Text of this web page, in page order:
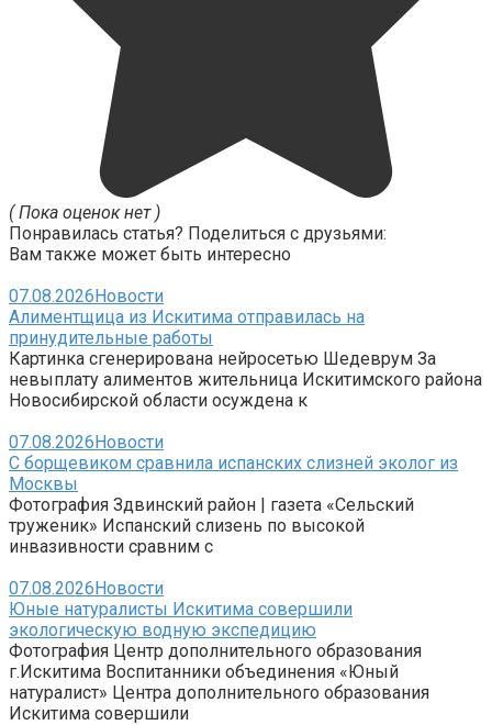
( Пока оценок нет )
Понравилась статья? Поделиться с друзьями:
Вам также может быть интересно
07.08.2026Новости
Алиментщица из Искитима отправилась на
принудительные работы
Картинка сгенерирована нейросетью Шедеврум За
невыплату алиментов жительница Искитимского района
Новосибирской области осуждена к
07.08.2026Новости
С борщевиком сравнила испанских слизней эколог из
Москвы
Фотография Здвинский район | газета «Сельский
труженик» Испанский слизень по высокой
инвазивности сравним с
07.08.2026Новости
Юные натуралисты Искитима совершили
экологическую водную экспедицию
Фотография Центр дополнительного образования
г.Искитима Воспитанники объединения «Юный
натуралист» Центра дополнительного образования
Искитима совершили